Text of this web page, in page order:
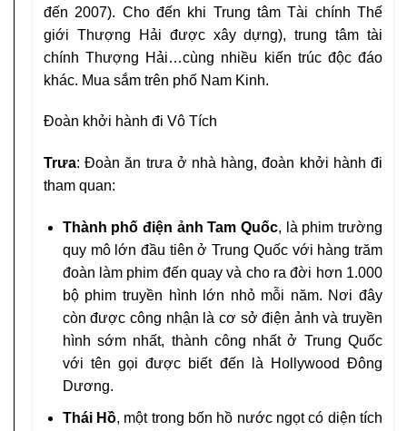
đến 2007). Cho đến khi Trung tâm Tài chính Thế
giới Thượng Hải được xây dựng), trung tâm tài
chính Thượng Hải…cùng nhiều kiến trúc độc đáo
khác. Mua sắm trên phố Nam Kinh.
Đoàn khởi hành đi Vô Tích
Trưa: Đoàn ăn trưa ở nhà hàng, đoàn khởi hành đi
tham quan:
Thành phố điện ảnh Tam Quốc, là phim trường
quy mô lớn đầu tiên ở Trung Quốc với hàng trăm
đoàn làm phim đến quay và cho ra đời hơn 1.000
bộ phim truyền hình lớn nhỏ mỗi năm. Nơi đây
còn được công nhận là cơ sở điện ảnh và truyền
hình sớm nhất, thành công nhất ở Trung Quốc
với tên gọi được biết đến là Hollywood Đông
Dương.
Thái Hồ, một trong bốn hồ nước ngọt có diện tích